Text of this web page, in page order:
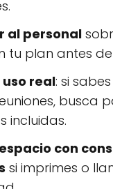
al personal
tu plan antes
real: si
busca
incluidas.
con
si imprimes o